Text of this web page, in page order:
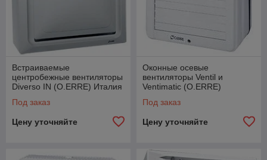
Встраиваемые
центробежные вентиляторы
Diverso IN (O.ERRE) Италия
Под заказ
Цену уточняйте
Оконные осевые
вентиляторы Ventil и
Ventimatic (O.ERRE)
Под заказ
Цену уточняйте